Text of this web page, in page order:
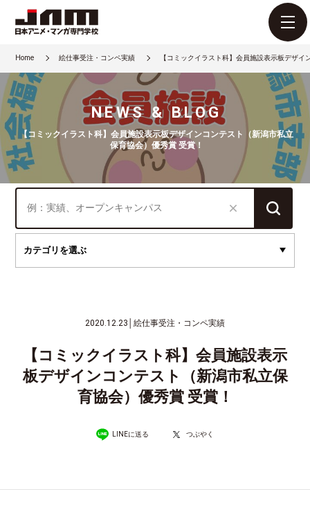
Home 絵仕事受注・コンペ実績 【コミックイラスト科】会員施設表示板デザ
NEWS & BLOG
【コミックイラスト科】会員施設表示板デザインコンテスト（新潟市私立
保育協会）優秀賞 受賞！
2020.12.23 絵仕事受注・コンペ実績
【コミックイラスト科】会員施設表示
板デザインコンテスト（新潟市私立保
育協会）優秀賞 受賞！
LINEに送る つぶやく